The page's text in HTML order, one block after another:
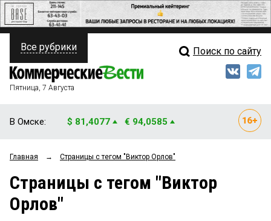
ПОЛИТИКА
ФИНАНСЫ
ОБЩЕСТВО
ЗАКОН
НОВОСТИ КОМПАНИЙ
Свежий выпуск
Мнения
Рейтинги
Все рубрики Поиск по сайту
Пятница, 7 Августа
В Омске: $ 81,4077 € 94,0585
Главная → Страницы c тегом "Виктор Орлов"
Страницы c тегом "Виктор
Орлов"